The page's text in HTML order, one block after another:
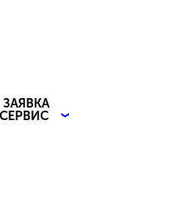
ЗАЯВКА